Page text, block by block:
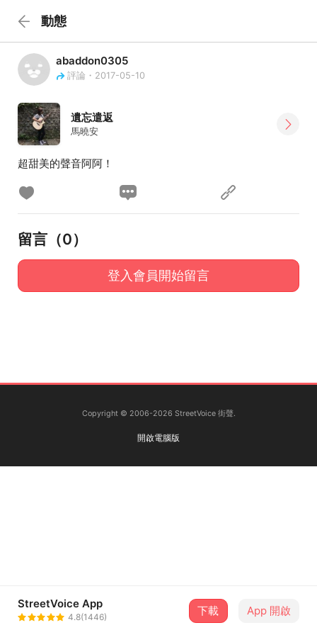
動態
abaddon0305
評論・2017-05-10
遺忘遣返
馬曉安
超甜美的聲音阿阿！
留言（0）
登入會員開始留言
Copyright © 2006-2026 StreetVoice 街聲.
開啟電腦版
StreetVoice App
4.8(1446) 下載 App 開啟